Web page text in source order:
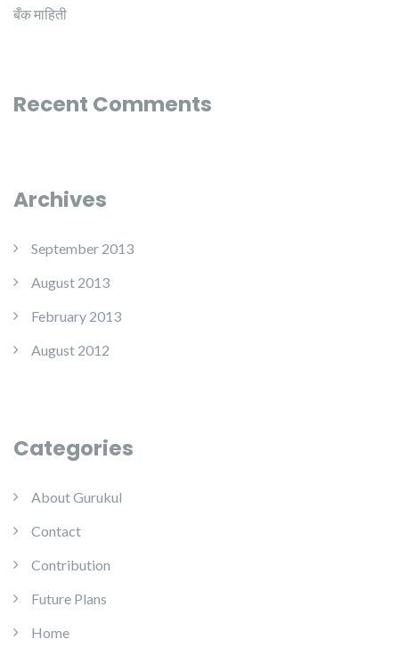
बँक माहिती
Recent Comments
Archives
September 2013
August 2013
February 2013
August 2012
Categories
About Gurukul
Contact
Contribution
Future Plans
Home